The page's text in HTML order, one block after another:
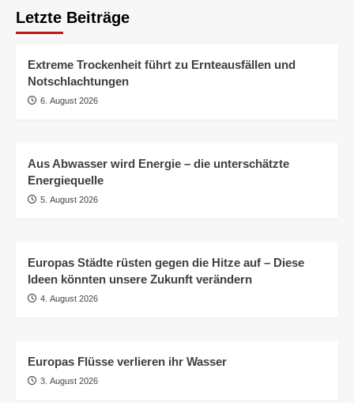
Letzte Beiträge
Extreme Trockenheit führt zu Ernteausfällen und
Notschlachtungen
6. August 2026
Aus Abwasser wird Energie – die unterschätzte
Energiequelle
5. August 2026
Europas Städte rüsten gegen die Hitze auf – Diese
Ideen könnten unsere Zukunft verändern
4. August 2026
Europas Flüsse verlieren ihr Wasser
3. August 2026